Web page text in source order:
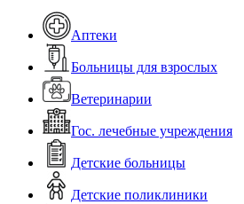
Аптеки
Больницы для взрослых
Ветеринарии
Гос. лечебные учреждения
Детские больницы
Детские поликлиники